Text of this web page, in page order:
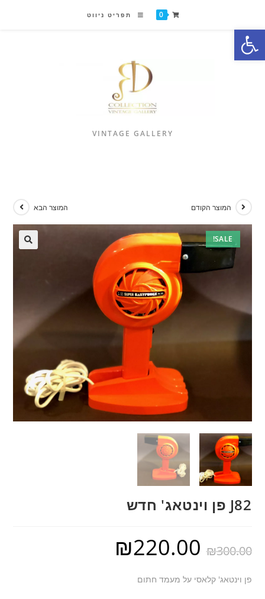
פתח סרגל נגישות
0 תפריט ניווט
VINTAGE GALLERY
SALE!
המוצר הקודם המוצר הבא
J82 פן וינטאג' חדש
₪300.00
₪220.00
פן וינטאג' קלאסי על מעמד חתום